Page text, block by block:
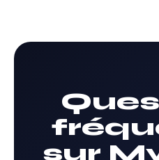
sur